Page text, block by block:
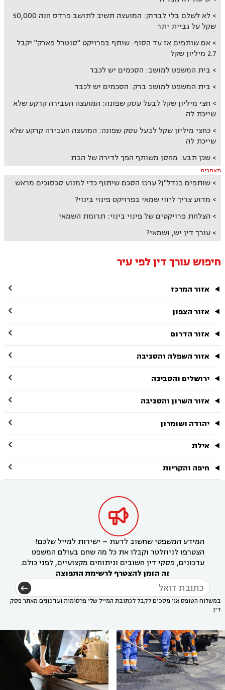
לא לשלם בלי לבדוק: המועצה תשיב לתושב פרדס חנה 50,000
שקל על גביית יתר
אם שותפים אז עד הסוף: שותף בפרויקט "סנטרל פארק" יקבל
2.7 מיליון שקל
בית המשפט למושב: הסכמים יש לכבד
בית המשפט למושב ברק: הסכמים יש לכבד
חצי מיליון שקל לבעל עסק שפונה: המועצה העבירה קרקע שלא
שייכת לה
כחצי מיליון שקל לבעל עסק שפונה: המועצה העבירה קרקע שלא
שייכת לה
שכן תבע: מחסן משותף הפך לדירה של הבת
מאמרים
שותפים בנדל"ן? ערכו הסכם שיתוף כדי למנוע סכסוכים מראש
מדוע צריך ליווי שמאי בפרויקט פינוי בינוי?
הצלחת פרויקטים של פינוי בינוי: תרומת השמאי
עורך דין יש, ושמאי?
חיפוש עורך דין לפי עיר
אזור המרכז 
אזור הצפון 
אזור הדרום 
אזור השפלה והסביבה 
ירושלים והסביבה 
אזור השרון והסביבה 
יהודה ושומרון 
אילת 
חיפה והקריות 

המידע המשפטי שחשוב לדעת – ישירות למייל שלכם!
הצטרפו לניוזלטר וקבלו את כל מה שחם בעולם המשפט
עדכונים, פסקי דין חשובים וניתוחים מקצועיים, לפני כולם.
זה הזמן להצטרף לרשימת התפוצה
במשלוח הטופס אני מסכים לקבל לכתובת המייל שלי פרסומות ועדכונים מאתר פסק
דין